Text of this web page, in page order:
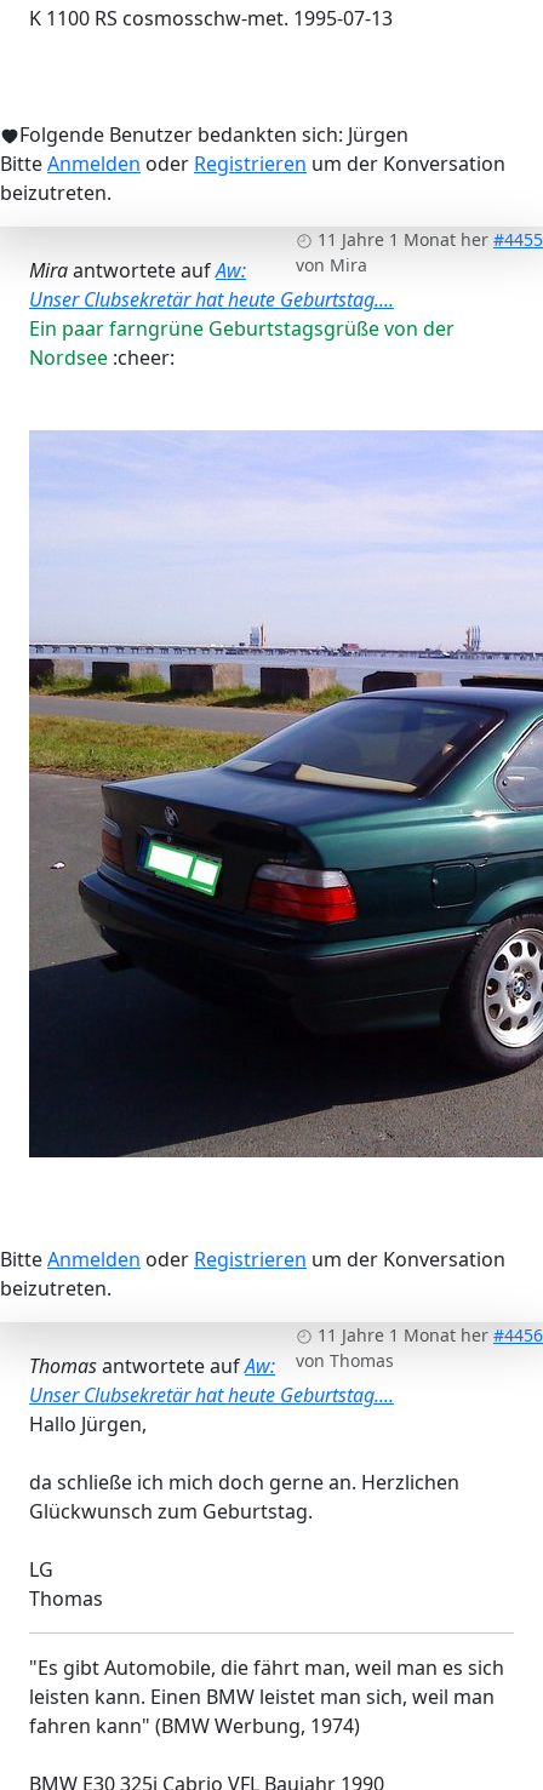
K 1100 RS cosmosschw-met. 1995-07-13
Folgende Benutzer bedankten sich: Jürgen
BitteAnmelden oder Registrieren um der Konversation
beizutreten.
11 Jahre 1 Monat her #4455
von Mira
Miraantwortete aufAw:
Unser Clubsekretär hat heute Geburtstag....
Ein paar farngrüne Geburtstagsgrüße von der
Nordsee :cheer:
BitteAnmelden oder Registrieren um der Konversation
beizutreten.
11 Jahre 1 Monat her #4456
von Thomas
Thomasantwortete aufAw:
Unser Clubsekretär hat heute Geburtstag....
Hallo Jürgen,
da schließe ich mich doch gerne an. Herzlichen
Glückwunsch zum Geburtstag.
LG
Thomas
"Es gibt Automobile, die fährt man, weil man es sich
leisten kann. Einen BMW leistet man sich, weil man
fahren kann" (BMW Werbung, 1974)
BMW E30 325i Cabrio VFL Baujahr 1990